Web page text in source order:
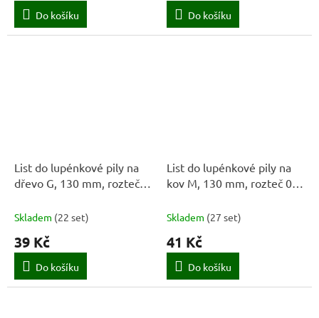
Do košíku Do košíku
List do lupénkové pily na
dřevo G, 130 mm, rozteč
Skladem (22 set)
39 Kč
Do košíku
List do lupénkové pily na
kov M, 130 mm, rozteč 0,3
Skladem (27 set)
41 Kč
Do košíku